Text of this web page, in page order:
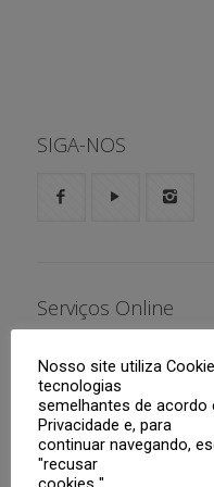
SIGA-NOS
Serviços Online
Boletim
Agenda
Responsáveis
Portal Web
Tutoriais
Nosso site utiliza
tecnologias
semelhantes de
Privacidade e, para
continuar navegando,
"recusar